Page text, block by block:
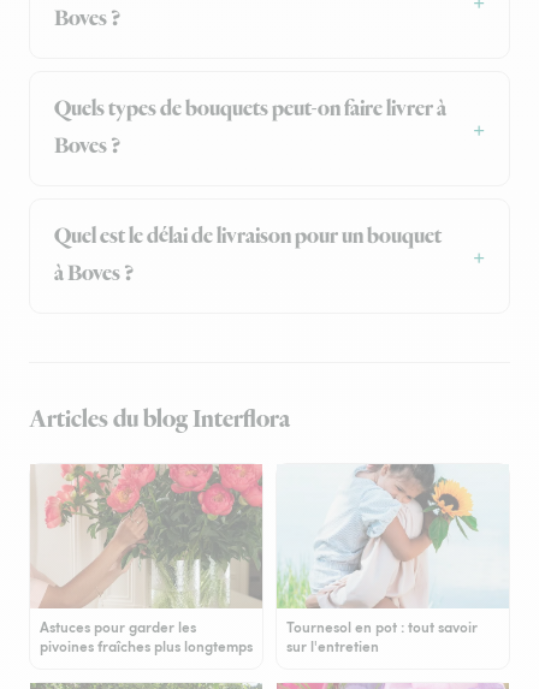
Boves ?
Quels types de bouquets peut-on faire livrer à
Boves ?
Quel est le délai de livraison pour un bouquet
à Boves ?
Articles du blog Interflora
Astuces pour garder les
pivoines fraîches plus longtemps
Tournesol en pot : tout savoir
sur l'entretien